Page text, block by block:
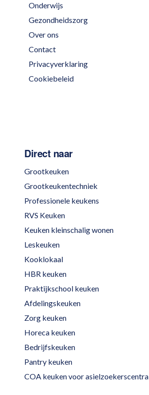
Onderwijs
Gezondheidszorg
Over ons
Contact
Privacyverklaring
Cookiebeleid
Direct naar
Grootkeuken
Grootkeukentechniek
Professionele keukens
RVS Keuken
Keuken kleinschalig wonen
Leskeuken
Kooklokaal
HBR keuken
Praktijkschool keuken
Afdelingskeuken
Zorg keuken
Horeca keuken
Bedrijfskeuken
Pantry keuken
COA keuken voor asielzoekerscentra